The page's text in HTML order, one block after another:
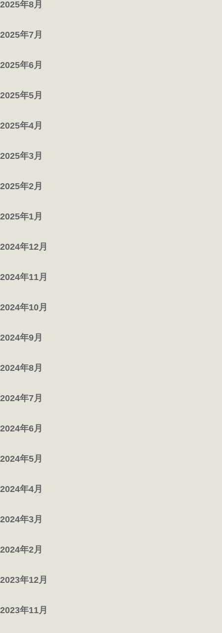
2025年8月
2025年7月
2025年6月
2025年5月
2025年4月
2025年3月
2025年2月
2025年1月
2024年12月
2024年11月
2024年10月
2024年9月
2024年8月
2024年7月
2024年6月
2024年5月
2024年4月
2024年3月
2024年2月
2023年12月
2023年11月